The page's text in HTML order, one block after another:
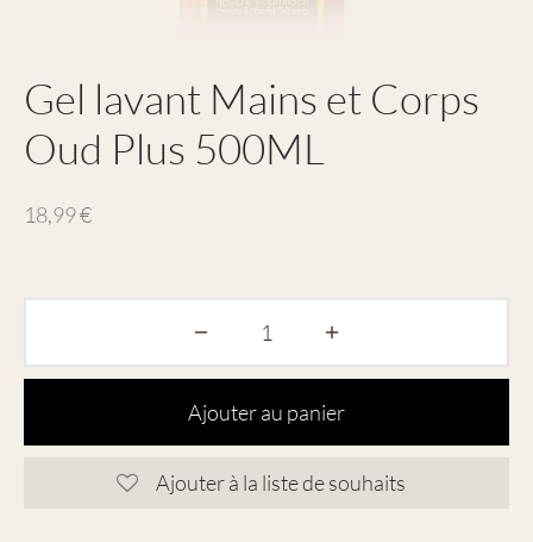
Gel lavant Mains et Corps
Oud Plus 500ML
18,99€
Ajouter au panier
Ajouter à la liste de souhaits